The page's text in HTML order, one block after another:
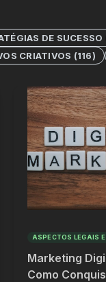
DE SUCESSO
CRIATIVOS (116)
ASPECTOS LEGAIS
Marketing
Como